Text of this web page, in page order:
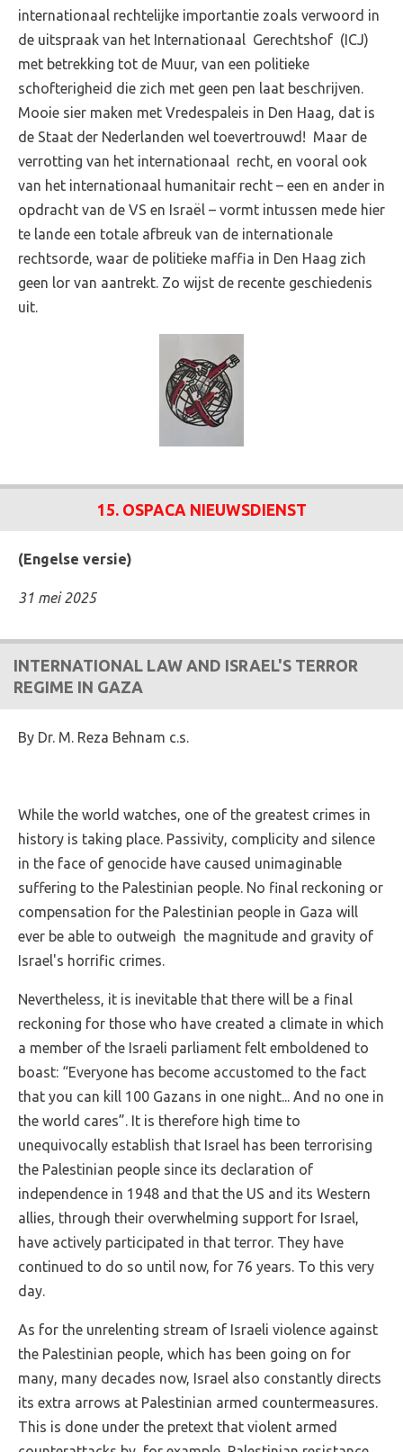
internationaal rechtelijke importantie zoals verwoord in
de uitspraak van het Internationaal Gerechtshof (ICJ)
met betrekking tot de Muur, van een politieke
schofterigheid die zich met geen pen laat beschrijven.
Mooie sier maken met Vredespaleis in Den Haag, dat is
de Staat der Nederlanden wel toevertrouwd! Maar de
verrotting van het internationaal recht, en vooral ook
van het internationaal humanitair recht – een en ander in
opdracht van de VS en Israël – vormt intussen mede hier
te lande een totale afbreuk van de internationale
rechtsorde, waar de politieke maffia in Den Haag zich
geen lor van aantrekt. Zo wijst de recente geschiedenis
uit.
15. OSPACA NIEUWSDIENST
(Engelse versie)
31 mei 2025
INTERNATIONAL LAW AND ISRAEL'S TERROR
REGIME IN GAZA
By Dr. M. Reza Behnam c.s.
While the world watches, one of the greatest crimes in
history is taking place. Passivity, complicity and silence
in the face of genocide have caused unimaginable
suffering to the Palestinian people. No final reckoning or
compensation for the Palestinian people in Gaza will
ever be able to outweigh the magnitude and gravity of
Israel's horrific crimes.
Nevertheless, it is inevitable that there will be a final
reckoning for those who have created a climate in which
a member of the Israeli parliament felt emboldened to
boast: “Everyone has become accustomed to the fact
that you can kill 100 Gazans in one night... And no one in
the world cares”. It is therefore high time to
unequivocally establish that Israel has been terrorising
the Palestinian people since its declaration of
independence in 1948 and that the US and its Western
allies, through their overwhelming support for Israel,
have actively participated in that terror. They have
continued to do so until now, for 76 years. To this very
day.
As for the unrelenting stream of Israeli violence against
the Palestinian people, which has been going on for
many, many decades now, Israel also constantly directs
its extra arrows at Palestinian armed countermeasures.
This is done under the pretext that violent armed